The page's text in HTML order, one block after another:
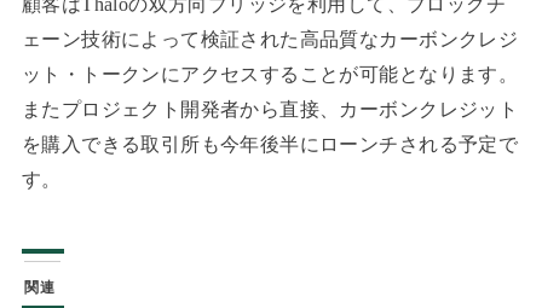
顧客はThaloの双方向ブリッジを利用して、ブロックチ
ェーン技術によって検証された高品質なカーボンクレジ
ット・トークンにアクセスすることが可能となります。
またプロジェクト開発者から直接、カーボンクレジット
を購入できる取引所も今年後半にローンチされる予定で
す。
関連